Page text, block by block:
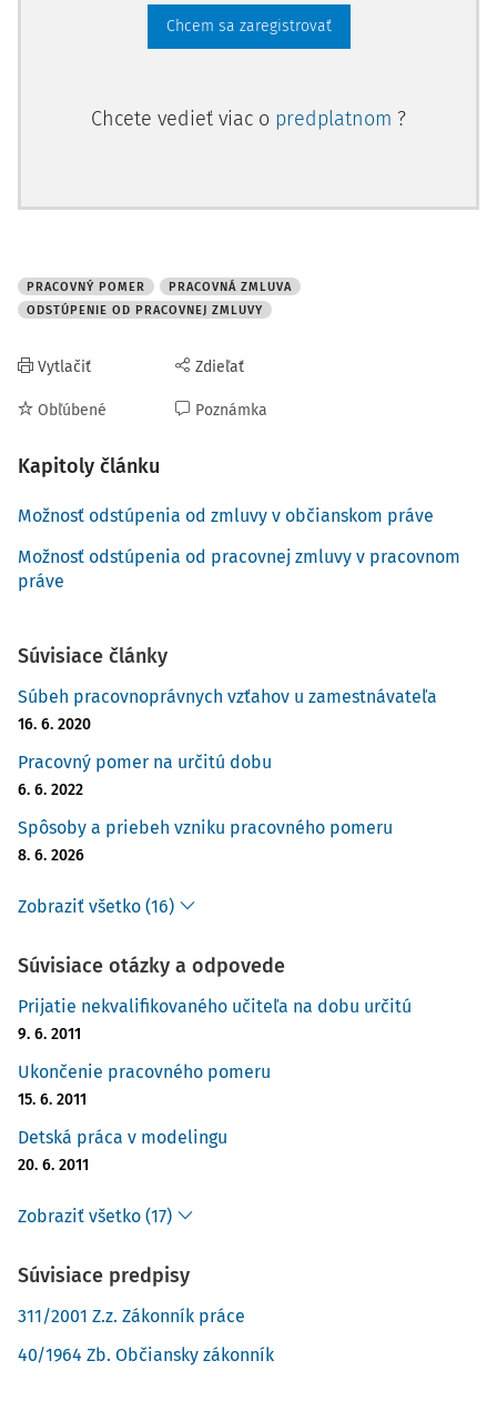
predmetu zmluvy, napríklad môže ísť o agentúru, ktorá
Chcem sa zaregistrovať
Chcete vedieť viac o predplatnom ?
PRACOVNÝ POMER
PRACOVNÁ ZMLUVA
ODSTÚPENIE OD PRACOVNEJ ZMLUVY
Vytlačiť
Obľúbené
Zdieľať
Poznámka
Kapitoly článku
Možnosť odstúpenia od zmluvy v občianskom práve
Možnosť odstúpenia od pracovnej zmluvy v pracovnom
práve
Súvisiace články
Súbeh pracovnoprávnych vzťahov u zamestnávateľa
16. 6. 2020
Pracovný pomer na určitú dobu
6. 6. 2022
Spôsoby a priebeh vzniku pracovného pomeru
8. 6. 2026
Zobraziť všetko (16)
Súvisiace otázky a odpovede
Prijatie nekvalifikovaného učiteľa na dobu určitú
9. 6. 2011
Ukončenie pracovného pomeru
15. 6. 2011
Detská práca v modelingu
20. 6. 2011
Zobraziť všetko (17)
Súvisiace predpisy
311/2001 Z.z. Zákonník práce
40/1964 Zb. Občiansky zákonník